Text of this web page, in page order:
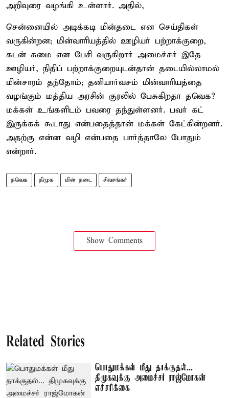
அறிவுரை வழங்கி உள்ளார். அதில்,
சென்னையில் அடிக்கடி மின்தடை என செய்திகள்
வருகின்றன; மின்வாரியத்தில் ஊழியர் பற்றாக்குறை,
கடன் சுமை என பேசி வருகிறார் அமைச்சர் இதே
ஊழியர், நிதிப் பற்றாக்குறையுடன்தான் தடையில்லாமல்
மின்சாரம் தந்தோம்; தனியார்வசம் மின்வாரியத்தை
வழங்கும் மத்திய அரசின் குரலில் பேசுகிறதா தவெக?
மக்கள் உங்களிடம் பவரை தந்துள்ளனர். பவர் கட்
இருக்கக் கூடாது என்பதைத்தான் மக்கள் கேட்கின்றனர்.
அதற்கு என்ன வழி என்பதை பார்த்தாலே போதும்
என்றார்.
தவெக திமுக மின் தடை சிவசங்கர்
Show Comments
Related Stories
பொதுமக்கள் மீது தாக்குதல்...
திமுகவுக்கு அமைச்சர் ராஜ்மோகன்
எச்சரிக்கை